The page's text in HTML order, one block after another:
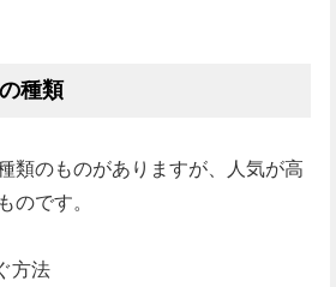
種類
類のものがありますが、人気が高
のです。
方法